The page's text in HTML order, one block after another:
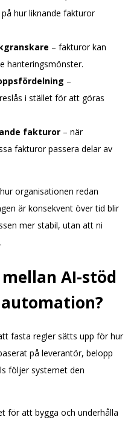
hur liknande fakturor
– fakturor kan
hanteringsmönster.
–
i stället för att göras
fakturor – när
fakturor passera delar av
organisationen redan
är konsekvent över tid blir
mer stabil, utan att ni
AI-stöd
fasta regler sätts upp för hur
på leverantör, belopp
följer systemet den
för att bygga och underhålla